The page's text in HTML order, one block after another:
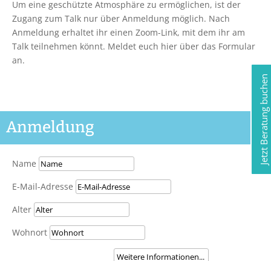
Um eine geschützte Atmosphäre zu ermöglichen, ist der
Zugang zum Talk nur über Anmeldung möglich. Nach
Anmeldung erhaltet ihr einen Zoom-Link, mit dem ihr am
Talk teilnehmen könnt. Meldet euch hier über das Formular
an.
Anmeldung
Name
E-Mail-Adresse
Alter
Wohnort
Jetzt Beratung buchen